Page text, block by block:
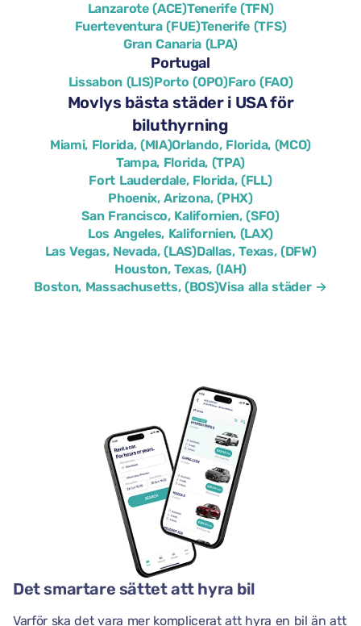
Lanzarote (ACE)Tenerife (TFN)
Fuerteventura (FUE)Tenerife (TFS)
Gran Canaria (LPA)
Portugal
Lissabon (LIS)Porto (OPO)Faro (FAO)
Movlys bästa städer i USA för
biluthyrning
Miami, Florida, (MIA)Orlando, Florida, (MCO)
Tampa, Florida, (TPA)
Fort Lauderdale, Florida, (FLL)
Phoenix, Arizona, (PHX)
San Francisco, Kalifornien, (SFO)
Los Angeles, Kalifornien, (LAX)
Las Vegas, Nevada, (LAS)Dallas, Texas, (DFW)
Houston, Texas, (IAH)
Boston, Massachusetts, (BOS)Visa alla städer →
Det smartare sättet att hyra bil
Varför ska det vara mer komplicerat att hyra en bil än att